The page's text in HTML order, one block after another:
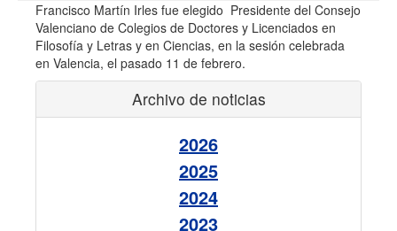
Boletines
UPSANA
Francisco Martín Irles fue elegido Presidente del Consejo
Valenciano de Colegios de Doctores y Licenciados en
Filosofía y Letras y en Ciencias, en la sesión celebrada
en Valencia, el pasado 11 de febrero.
Archivo de noticias
2026
2025
2024
2023